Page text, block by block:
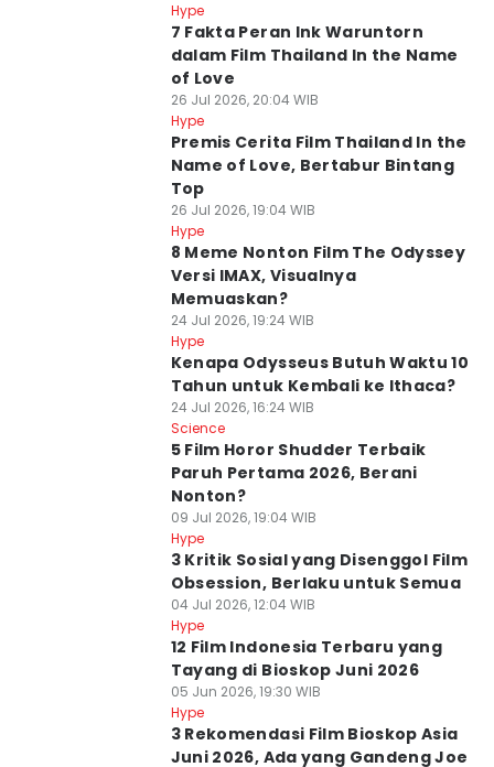
Hype
7 Fakta Peran Ink Waruntorn
dalam Film Thailand In the Name
of Love
26 Jul 2026, 20:04 WIB
Hype
Premis Cerita Film Thailand In the
Name of Love, Bertabur Bintang
Top
26 Jul 2026, 19:04 WIB
Hype
8 Meme Nonton Film The Odyssey
Versi IMAX, Visualnya
Memuaskan?
24 Jul 2026, 19:24 WIB
Hype
Kenapa Odysseus Butuh Waktu 10
Tahun untuk Kembali ke Ithaca?
24 Jul 2026, 16:24 WIB
Science
5 Film Horor Shudder Terbaik
Paruh Pertama 2026, Berani
Nonton?
09 Jul 2026, 19:04 WIB
Hype
3 Kritik Sosial yang Disenggol Film
Obsession, Berlaku untuk Semua
04 Jul 2026, 12:04 WIB
Hype
12 Film Indonesia Terbaru yang
Tayang di Bioskop Juni 2026
05 Jun 2026, 19:30 WIB
Hype
3 Rekomendasi Film Bioskop Asia
Juni 2026, Ada yang Gandeng Joe